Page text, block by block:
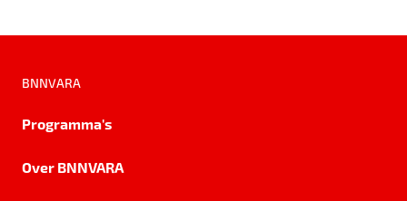
BNNVARA
Programma's
Over BNNVARA